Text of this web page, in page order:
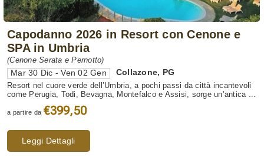
Capodanno 2026 in Resort con Cenone e
SPA in Umbria
(Cenone Serata e Pernotto)
Mar 30 Dic - Ven 02 Gen Collazone, PG
Resort nel cuore verde dell’Umbria, a pochi passi da città incantevoli
come Perugia, Todi, Bevagna, Montefalco e Assisi, sorge un’antica ...
a partire da €399,50
Leggi Dettagli